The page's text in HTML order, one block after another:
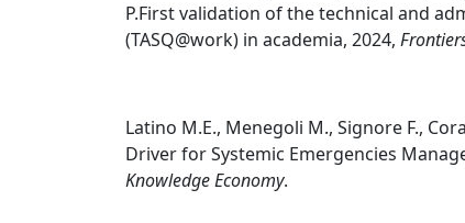
P.First validation of the technical and
(TASQ@work) in academia, 2024,
Latino M.E., Menegoli M., Signore F.,
Driver for Systemic Emergencies
Knowledge Economy.